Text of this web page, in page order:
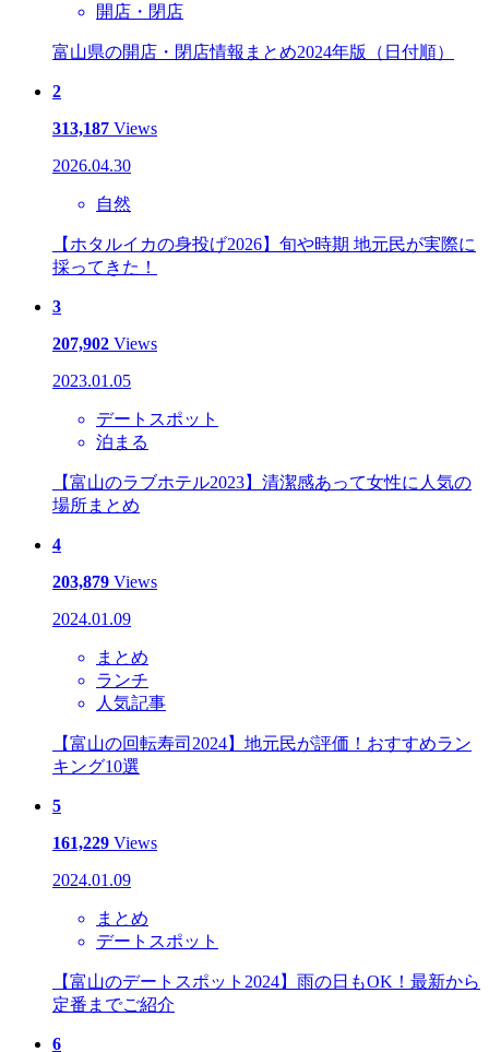
開店・閉店
富山県の開店・閉店情報まとめ2024年版（日付順）
2
313,187 Views
2026.04.30
自然
【ホタルイカの身投げ2026】旬や時期 地元民が実際に
採ってきた！
3
207,902 Views
2023.01.05
デートスポット
泊まる
【富山のラブホテル2023】清潔感あって女性に人気の
場所まとめ
4
203,879 Views
2024.01.09
まとめ
ランチ
人気記事
【富山の回転寿司2024】地元民が評価！おすすめラン
キング10選
5
161,229 Views
2024.01.09
まとめ
デートスポット
【富山のデートスポット2024】雨の日もOK！最新から
定番までご紹介
6